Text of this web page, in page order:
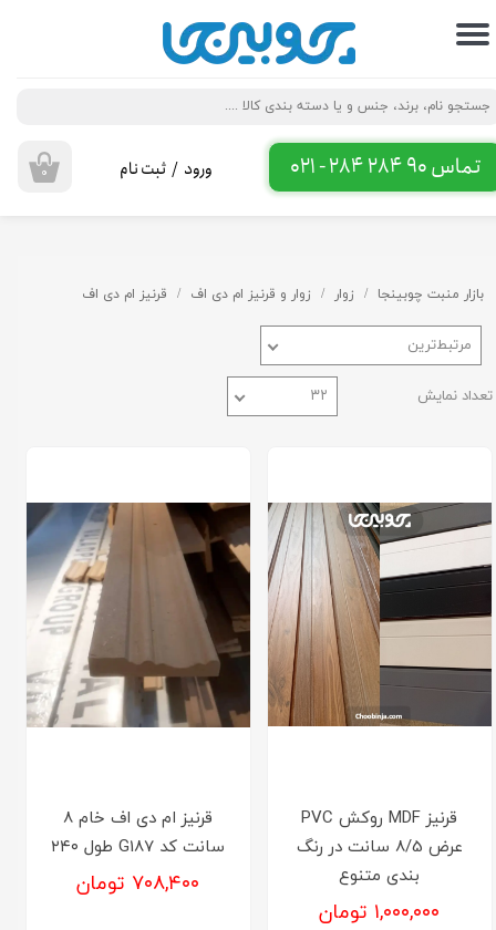
تماس 90 284 284 - 021 ۰ ورود / ثبت نام
حساب کاربری من
تغییر گذر واژه
سفارشات
خروج از حساب کاربری
بازار منبت چوبینجا زوار زوار و قرنیز ام دی اف قرنیز ام دی اف
مرتبط‌ترین
تعداد نمایش ۳۲
قرنیز MDF روکش PVC
عرض 8/5 سانت در رنگ
بندی متنوع
۱,۰۰۰,۰۰۰ تومان
قرنیز ام دی اف خام 8
سانت کد G187 طول ۲۴۰
۷۰۸,۴۰۰ تومان